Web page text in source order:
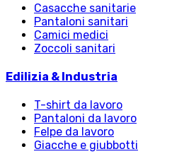
Casacche sanitarie
Pantaloni sanitari
Camici medici
Zoccoli sanitari
Edilizia & Industria
T-shirt da lavoro
Pantaloni da lavoro
Felpe da lavoro
Giacche e giubbotti